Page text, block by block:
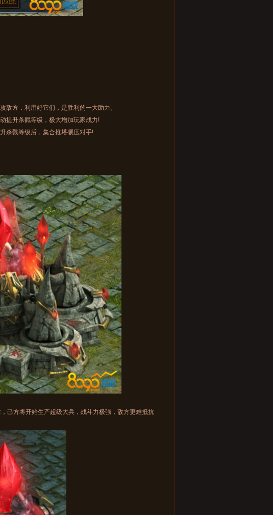
方，利用好它们，是胜利的一大助力。
升杀戮等级，极大增加玩家战力!
戮等级后，集合推塔碾压对手!
方将开始生产超级大兵，战斗力极强，敌方更难抵抗